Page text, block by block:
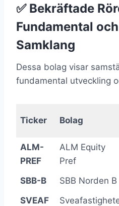
✅ Bekräftade
Fundamental
Samklang
Dessa bolag visar
fundamental utveckling
Ticker Bolag
ALM-
PREF
ALM Equity
Pref
SBB-B SBB Norden B
SVEAF